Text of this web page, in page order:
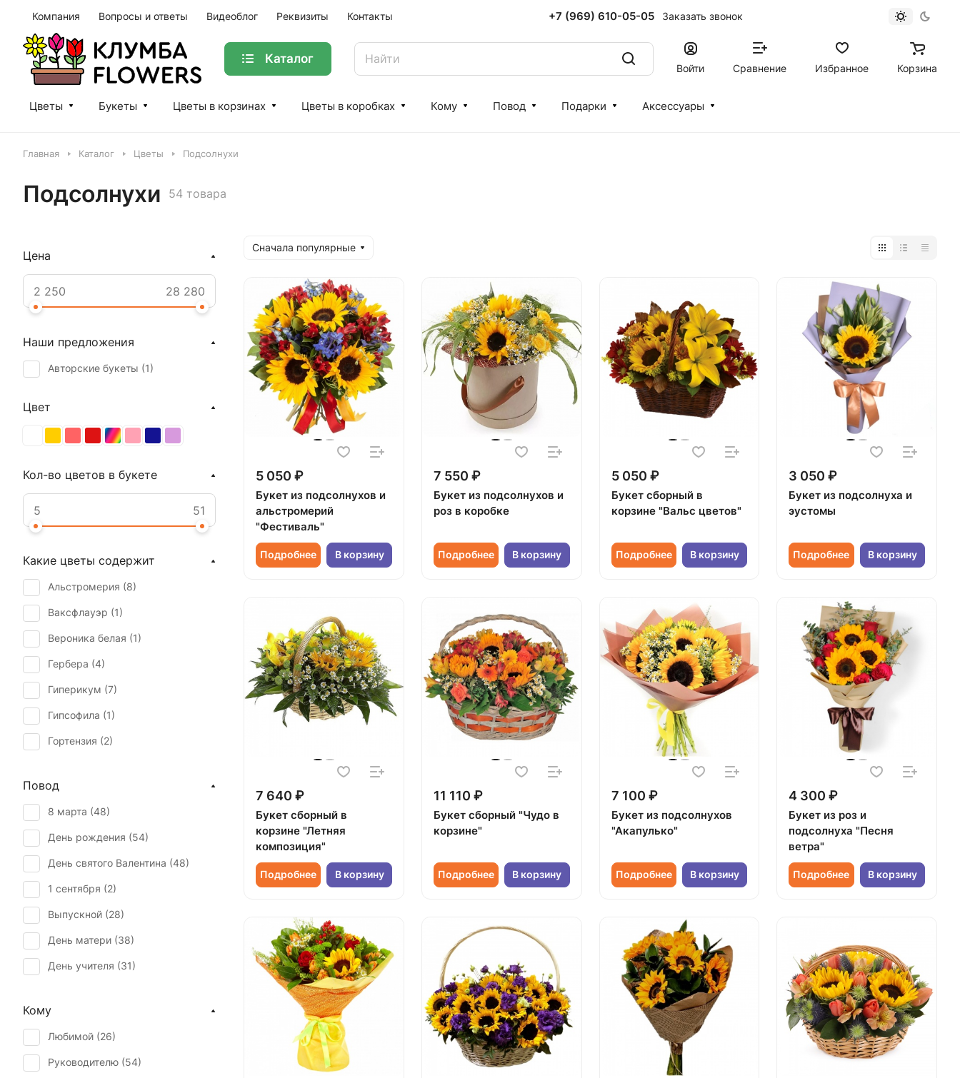
Компания Вопросы и ответы Видеоблог Реквизиты Контакты +7 (969) 610-05-05 Заказать звонок
Каталог
Войти Сравнение Избранное Корзина
Цветы Букеты Цветы в корзинах Цветы в коробках Кому Повод Подарки Аксессуары
Главная Каталог Цветы Подсолнухи
Подсолнухи 54 товара
Сначала популярные
5 050 ₽
Букет из подсолнухов и
альстромерий
"Фестиваль"
Подробнее В корзину
7 550 ₽
Букет из подсолнухов и
роз в коробке
Подробнее В корзину
5 050 ₽
Букет сборный в
корзине "Вальс цветов"
Подробнее В корзину
3 050 ₽
Букет из подсолнуха и
эустомы
Подробнее В корзину
7 640 ₽
Букет сборный в
корзине "Летняя
композиция"
Подробнее В корзину
11 110 ₽
Букет сборный "Чудо в
корзине"
Подробнее В корзину
7 100 ₽
Букет из подсолнухов
"Акапулько"
Подробнее В корзину
4 300 ₽
Букет из роз и
подсолнуха "Песня
ветра"
Подробнее В корзину
Цена
Наши предложения
Авторские букеты (1)
Цвет
Кол-во цветов в букете
Какие цветы содержит
Альстромерия (8)
Ваксфлауэр (1)
Вероника белая (1)
Гербера (4)
Гиперикум (7)
Гипсофила (1)
Гортензия (2)
Лилия (
Маттиола (2)
Нарцисс (1)
Орхидея (2)
Подсолнух (54
Роза (12)
Роза кустовая (4)
Ромашка (1)
Повод
8 марта (48)
День рождения (54)
День святого Валентина (48)
1 сентября (2)
Выпускной (28)
День матери (38)
День учителя (31)
Последний звонок (
Рождение ребенка (
Татьянин день (38)
Кому
Любимой (26)
Руководителю (54)